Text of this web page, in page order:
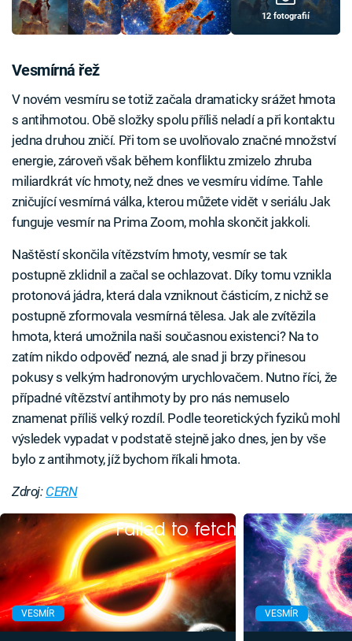
12 fotografií
Vesmírná řež
V novém vesmíru se totiž začala dramaticky srážet hmota
s antihmotou. Obě složky spolu příliš neladí a při kontaktu
jedna druhou zničí. Při tom se uvolňovalo značné množství
energie, zároveň však během konfliktu zmizelo zhruba
miliardkrát víc hmoty, než dnes ve vesmíru vidíme. Tahle
zničující vesmírná válka, kterou můžete vidět v seriálu Jak
funguje vesmír na Prima Zoom, mohla skončit jakkoli.
Naštěstí skončila vítězstvím hmoty, vesmír se tak
postupně zklidnil a začal se ochlazovat. Díky tomu vznikla
protonová jádra, která dala vzniknout částicím, z nichž se
postupně zformovala vesmírná tělesa. Jak ale zvítězila
hmota, která umožnila naši současnou existenci? Na to
zatím nikdo odpověď nezná, ale snad ji brzy přinesou
pokusy s velkým hadronovým urychlovačem. Nutno říci, že
případné vítězství antihmoty by pro nás nemuselo
znamenat příliš velký rozdíl. Podle teoretických fyziků mohl
výsledek vypadat v podstatě stejně jako dnes, jen by vše
bylo z antihmoty, jíž bychom říkali hmota.
Zdroj: CERN
Failed to fetch
VESMÍR VESMÍR